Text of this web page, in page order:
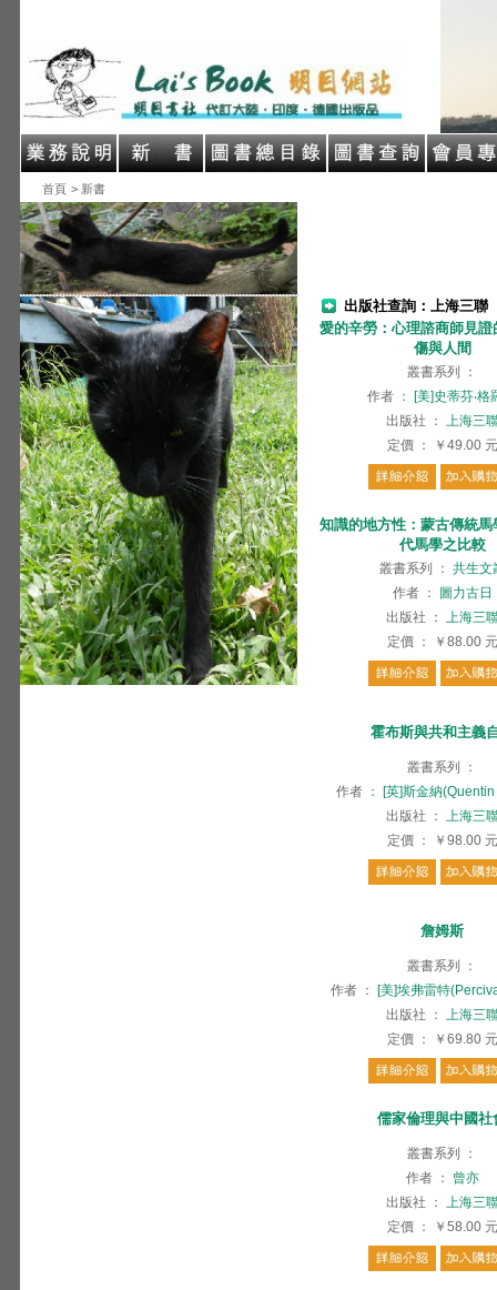
首頁 > 新書
出版社查詢：上海三聯
愛的辛勞：心理諮商師見
傷與人間
叢書系列
：
作者 ：
[美]史蒂芬‧格
出版社
： 上海三
定價 ： ￥49.00 元
知識的地方性：蒙古傳統
代馬學之比較
叢書系列 ： 共生文
作者 ：
圖力古日
出版社
： 上海三
定價 ： ￥88.00 元
霍布斯與共和主義
叢書系列
：
作者 ：
[英]斯金納
出版社
： 上海三
定價 ： ￥98.00 元
詹姆斯
叢書系列
：
作者 ：
[美]埃弗雷特
出版社
： 上海三
定價 ： ￥69.80 元
儒家倫理與中國社
叢書系列
：
作者 ：
曾亦
出版社
： 上海三
定價 ： ￥58.00 元